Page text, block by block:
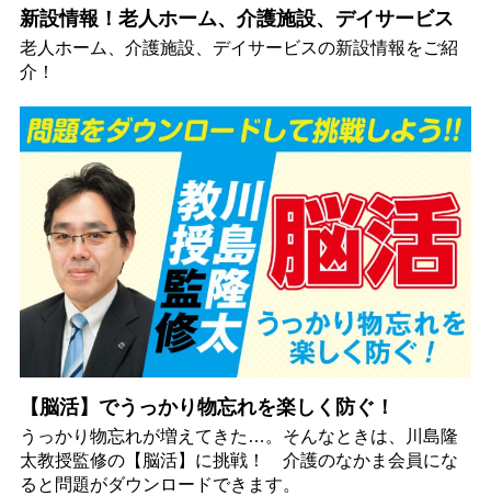
新設情報！老人ホーム、介護施設、デイサービス
老人ホーム、介護施設、デイサービスの新設情報をご紹
介！
【脳活】でうっかり物忘れを楽しく防ぐ！
うっかり物忘れが増えてきた…。そんなときは、川島隆
太教授監修の【脳活】に挑戦！ 介護のなかま会員にな
ると問題がダウンロードできます。